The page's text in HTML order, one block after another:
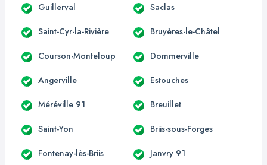
Guillerval Saclas
Saint-Cyr-la-Rivière Bruyères-le-Châtel
Courson-Monteloup Dommerville
Angerville Estouches
Méréville 91 Breuillet
Saint-Yon Briis-sous-Forges
Fontenay-lès-Briis Janvry 91